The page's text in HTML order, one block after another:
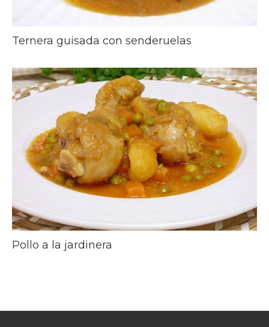
Ternera guisada con senderuelas
Pollo a la jardinera